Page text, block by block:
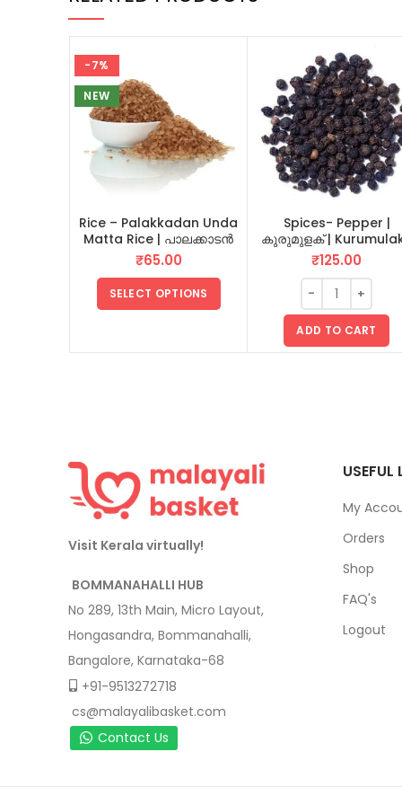
-7%
NEW
Rice – Palakkadan Unda
Matta Rice | പാലക്കാടൻ
ഉണ്ട മട്ട അരി
₹65.00
SELECT OPTIONS
Spices- Pepper |
കുരുമുളക് |
100 GM
₹125.00
ADD TO CART
Visit Kerala virtually!
BOMMANAHALLI HUB
No 289, 13th Main, Micro Layout,
Hongasandra, Bommanahalli,
Bangalore, Karnataka-68
+91-9513272718
cs@malayalibasket.com
Contact Us
USEFUL
My
Orders
Shop
FAQ's
Logout